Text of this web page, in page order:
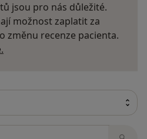
jsou pro nás důležité.
možnost zaplatit za
změnu recenze pacienta.